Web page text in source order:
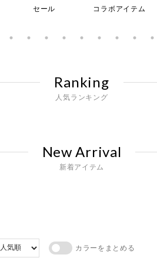
セール コラボアイテム
Ranking
人気ランキング
New Arrival
新着アイテム
カラーをまとめる